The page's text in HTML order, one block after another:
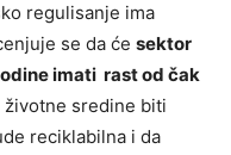
regulisanje ima
se da će sektor
imati rast od čak
sredine biti
reciklabilna i da